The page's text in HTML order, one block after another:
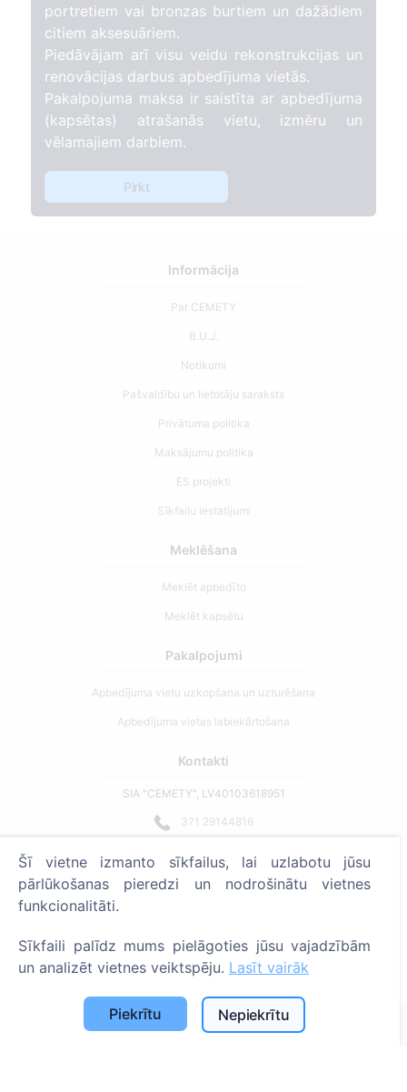
portretiem vai bronzas burtiem un dažādiem
citiem aksesuāriem.
Piedāvājam arī visu veidu rekonstrukcijas un
renovācijas darbus apbedījuma vietās.
Pakalpojuma maksa ir saistīta ar apbedījuma
(kapsētas) atrašanās vietu, izmēru un
vēlamajiem darbiem.
Pirkt
Informācija
Par CEMETY
B.U.J.
Notikumi
Pašvaldību un lietotāju saraksts
Privātuma politika
Maksājumu politika
ES projekti
Sīkfailu iestatījumi
Meklēšana
Meklēt apbedīto
Meklēt kapsētu
Pakalpojumi
Apbedījuma vietu uzkopšana un uzturēšana
Apbedījuma vietas labiekārtošana
Kontakti
SIA "CEMETY", LV40103618951
371 29144816
Strādājam visā Latvijā!
Administratoriem
© 2013 - 2026 Cemety Visas tiesības aizsargātas
Privātuma politika un noteikumi.
Šī vietne izmanto sīkfailus, lai uzlabotu jūsu
pārlūkošanas pieredzi un nodrošinātu vietnes
funkcionalitāti.
Sīkfaili palīdz mums pielāgoties jūsu vajadzībām
un analizēt vietnes veiktspēju. Lasīt vairāk
Piekrītu Nepiekrītu